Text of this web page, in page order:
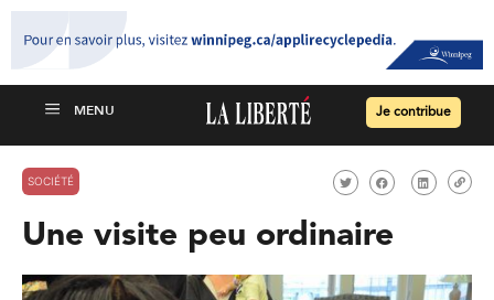
Je contribue
SOCIÉTÉ
Une visite peu ordinaire